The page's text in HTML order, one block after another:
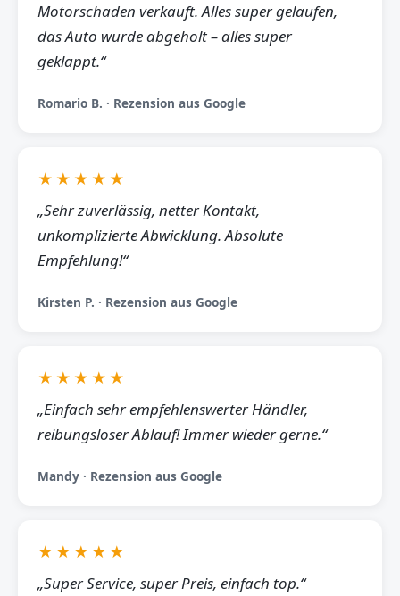
Motorschaden verkauft. Alles super gelaufen,
das Auto wurde abgeholt – alles super
geklappt.“
Romario B. · Rezension aus Google
★★★★★
„Sehr zuverlässig, netter Kontakt,
unkomplizierte Abwicklung. Absolute
Empfehlung!“
Kirsten P. · Rezension aus Google
★★★★★
„Einfach sehr empfehlenswerter Händler,
reibungsloser Ablauf! Immer wieder gerne.“
Mandy · Rezension aus Google
★★★★★
„Super Service, super Preis, einfach top.“